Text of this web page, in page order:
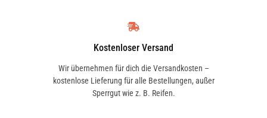
Kostenloser Versand
Wir übernehmen für dich die Versandkosten –
kostenlose Lieferung für alle Bestellungen, außer
Sperrgut wie z. B. Reifen.